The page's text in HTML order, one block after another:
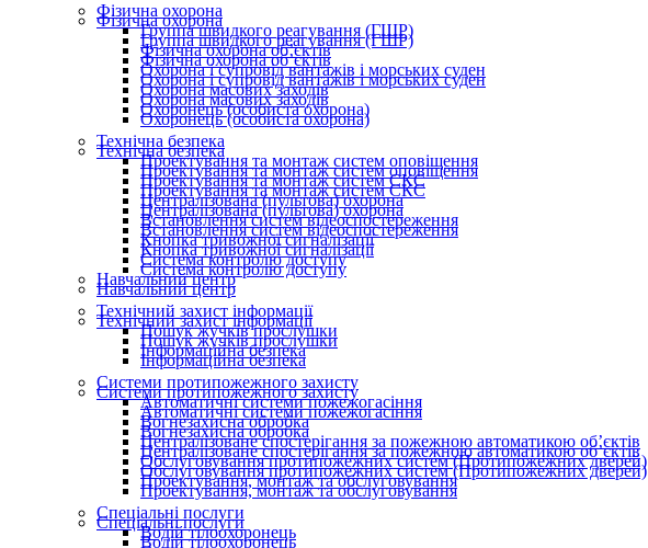
Фізична охорона
Группа швидкого реагування (ГШР)
Фізична охорона об’єктів
Охорона і супровід вантажів і морських суден
Охорона масових заходів
Охоронець (особиста охорона)
Технічна безпека
Проектування та монтаж систем оповіщення
Проектування та монтаж систем СКС
Централізована (пультова) охорона
Встановлення систем відеоспостереження
Кнопка тривожної сигналізації
Система контролю доступу
Навчальний центр
Технічний захист інформації
Пошук жучків прослушки
Інформаційна безпека
Системи протипожежного захисту
Автоматичні системи пожежогасіння
Вогнезахисна обробка
Централізоване спостерігання за пожежною автоматикою об’єктів
Обслуговування протипожежних систем (Протипожежних дверей)
Проектування, монтаж та обслуговування
Спеціальні послуги
Водій тілоохоронець
Фізична охорона
Группа швидкого реагування (ГШР)
Фізична охорона об’єктів
Охорона і супровід вантажів і морських суден
Охорона масових заходів
Охоронець (особиста охорона)
Технічна безпека
Проектування та монтаж систем оповіщення
Проектування та монтаж систем СКС
Централізована (пультова) охорона
Встановлення систем відеоспостереження
Кнопка тривожної сигналізації
Система контролю доступу
Навчальний центр
Технічний захист інформації
Пошук жучків прослушки
Інформаційна безпека
Системи протипожежного захисту
Автоматичні системи пожежогасіння
Вогнезахисна обробка
Централізоване спостерігання за пожежною автоматикою об’єктів
Обслуговування протипожежних систем (Протипожежних дверей)
Проектування, монтаж та обслуговування
Спеціальні послуги
Водій тілоохоронець